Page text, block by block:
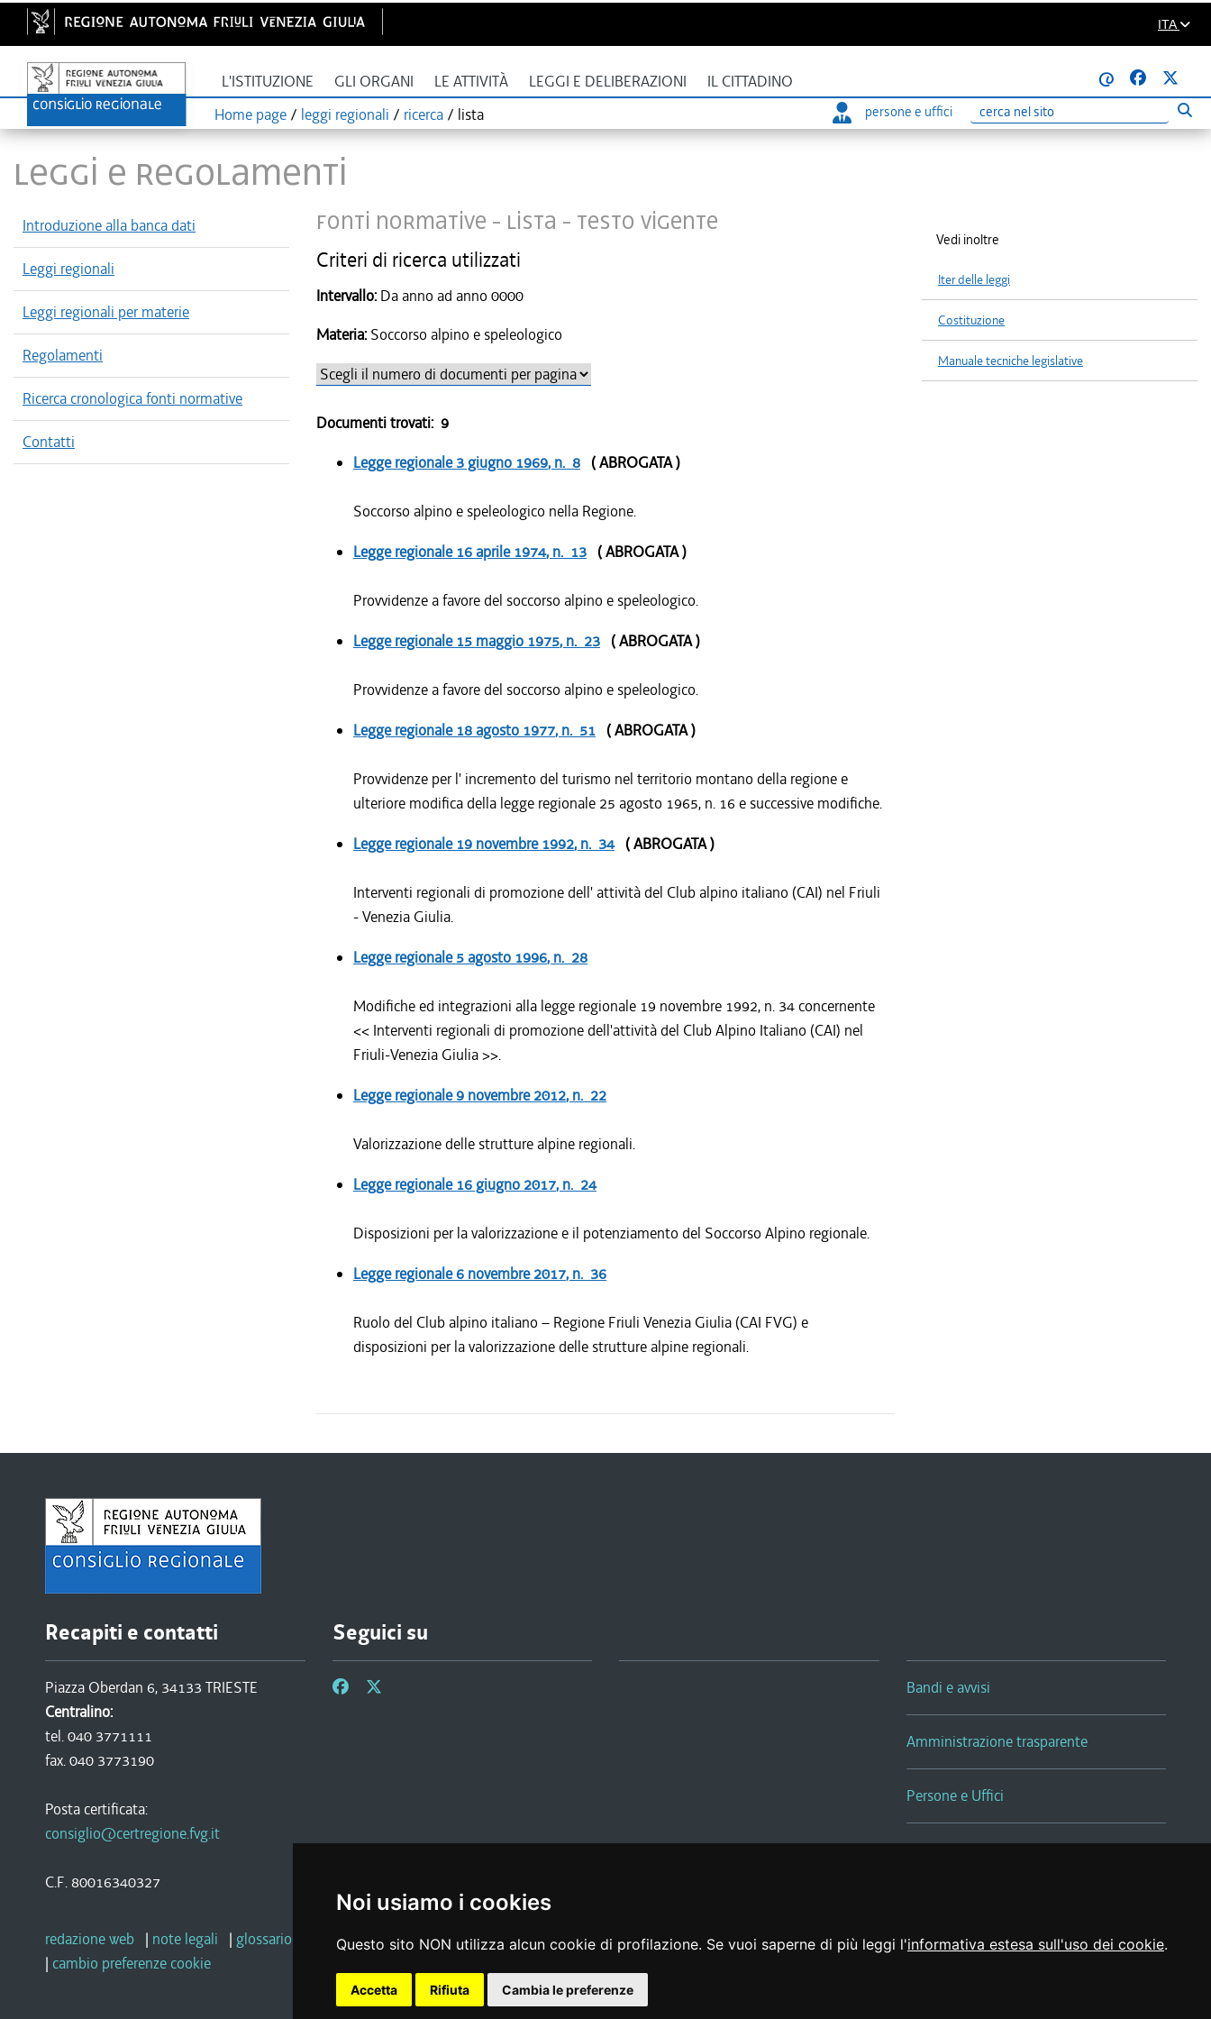
Noi usiamo i cookies
Questo sito NON utilizza alcun cookie di profilazione. Se vuoi saperne di più leggi l'informativa estesa sull'uso dei cookie.
Accetta Rifiuta Cambia le preferenze
ITA
L'ISTITUZIONE GLI ORGANI LE ATTIVITÀ LEGGI E DELIBERAZIONI IL CITTADINO
@
Home page / leggi regionali / ricerca / lista persone e uffici
Ricerca
LEGGI E REGOLAMENTI
Introduzione alla banca dati
Leggi regionali
Leggi regionali per materie
Regolamenti
Ricerca cronologica fonti normative
Contatti
Fonti normative - Lista - Testo vigente
Criteri di ricerca utilizzati
Intervallo:
Da anno ad anno 0000
Materia: Soccorso alpino e speleologico
Documenti trovati: 9
Legge regionale3 giugno 1969, n. 8 ( ABROGATA )
Soccorso alpino e speleologico nella Regione.
Legge regionale16 aprile 1974, n. 13 ( ABROGATA )
Provvidenze a favore del soccorso alpino e speleologico.
Legge regionale15 maggio 1975, n. 23 ( ABROGATA )
Provvidenze a favore del soccorso alpino e speleologico.
Legge regionale18 agosto 1977, n. 51 ( ABROGATA )
Provvidenze per l' incremento del turismo nel territorio montano della regione e
ulteriore modifica della legge regionale 25 agosto 1965, n. 16 e successive modifiche.
Legge regionale19 novembre 1992, n. 34( ABROGATA )
Interventi regionali di promozione dell' attività del Club alpino italiano (CAI) nel Friuli
- Venezia Giulia.
Legge regionale5 agosto 1996, n. 28
Modifiche ed integrazioni alla legge regionale 19 novembre 1992, n. 34 concernente
<< Interventi regionali di promozione dell'attività del Club Alpino Italiano (CAI) nel
Friuli-Venezia Giulia >>.
Legge regionale9 novembre 2012, n. 22
Valorizzazione delle strutture alpine regionali.
Legge regionale16 giugno 2017, n. 24
Disposizioni per la valorizzazione e il potenziamento del Soccorso Alpino regionale.
Legge regionale6 novembre 2017, n. 36
Ruolo del Club alpino italiano – Regione Friuli Venezia Giulia (CAI FVG) e
disposizioni per la valorizzazione delle strutture alpine regionali.
Vedi inoltre
Iter delle leggi
Costituzione
Manuale tecniche legislative
Recapiti e contatti
Piazza Oberdan 6, 34133 TRIESTE
Centralino:
tel. 040 3771111
fax. 040 3773190
Posta certificata:
consiglio@certregione.fvg.it
C.F. 80016340327
Seguici su
Bandi e avvisi
Amministrazione trasparente
Persone e Uffici
Sala Tiziano Tessitori
redazione web | note legali | glossario privacy |social media policy | dichiarazione di accessibilità | feedback
| cambio preferenze cookie
Realizzato da